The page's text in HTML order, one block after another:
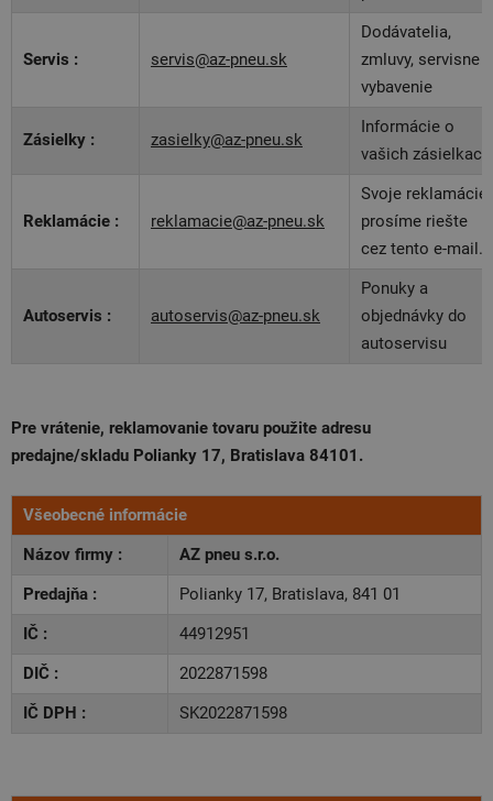
Servis : servis@az-pneu.sk
Dodávatelia,
zmluvy, servisne
vybavenie
Zásielky : zasielky@az-pneu.sk
Informácie o
vašich
Reklamácie : reklamacie@az-pneu.sk
Svoje reklamácie
prosíme riešte
cez tento e-mail.
Autoservis : autoservis@az-pneu.sk
Ponuky a
objednávky do
autoservisu
Pre vrátenie, reklamovanie tovaru použite adresu
predajne/skladu Polianky 17, Bratislava 84101.
Všeobecné informácie
Názov firmy :
AZ pneu s.r.o.
Predajňa :
Polianky 17, Bratislava, 841 01
IČ :
44912951
DIČ :
2022871598
IČ DPH :
SK2022871598